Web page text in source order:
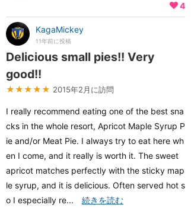
4
KagaMickey
11年前に投稿
Delicious small pies!! Very
good!!
★★★★★ 2015年2月に訪問
I really recommend eating one of the best sna
cks in the whole resort, Apricot Maple Syrup P
ie and/or Meat Pie. I always try to eat here wh
en I come, and it really is worth it. The sweet
apricot matches perfectly with the sticky map
le syrup, and it is delicious. Often served hot s
o I especially re... 続きを読む